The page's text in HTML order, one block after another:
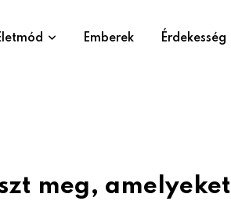
Emberek Érdekesség
meg, amelyeket